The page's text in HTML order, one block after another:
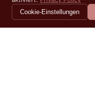
Cookie-Einstellungen